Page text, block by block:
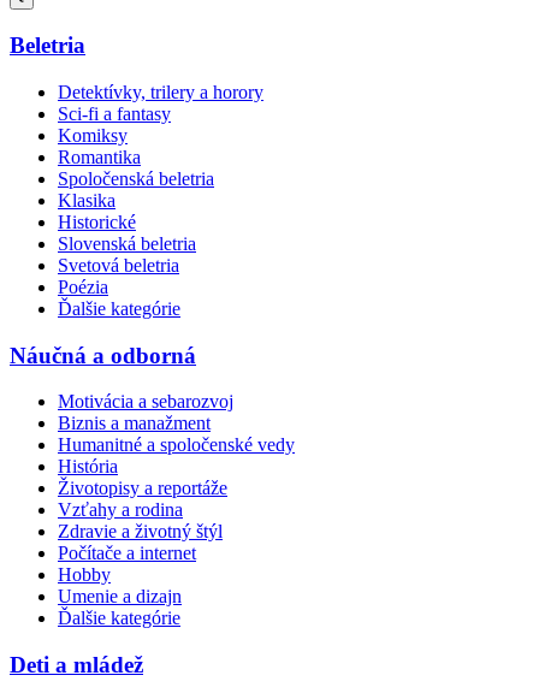
Beletria
Detektívky, trilery a horory
Sci-fi a fantasy
Komiksy
Romantika
Spoločenská beletria
Klasika
Historické
Slovenská beletria
Svetová beletria
Poézia
Ďalšie kategórie
Náučná a odborná
Motivácia a sebarozvoj
Biznis a manažment
Humanitné a spoločenské vedy
História
Životopisy a reportáže
Vzťahy a rodina
Zdravie a životný štýl
Počítače a internet
Hobby
Umenie a dizajn
Ďalšie kategórie
Deti a mládež